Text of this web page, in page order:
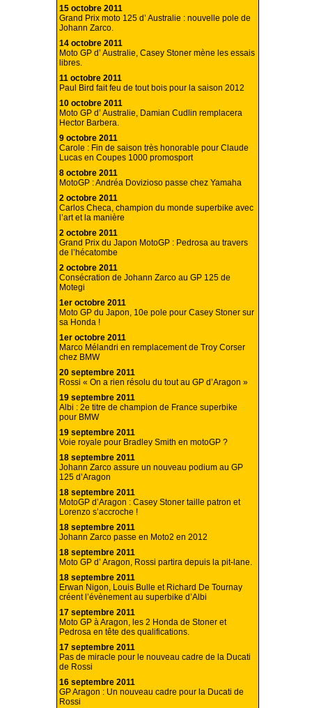
15 octobre 2011
Grand Prix moto 125 d’ Australie : nouvelle pole de
Johann Zarco.
14 octobre 2011
Moto GP d’ Australie, Casey Stoner mène les essais
libres.
11 octobre 2011
Paul Bird fait feu de tout bois pour la saison 2012
10 octobre 2011
Moto GP d’ Australie, Damian Cudlin remplacera
Hector Barbera.
9 octobre 2011
Carole : Fin de saison très honorable pour Claude
Lucas en Coupes 1000 promosport
8 octobre 2011
MotoGP : Andréa Dovizioso passe chez Yamaha
2 octobre 2011
Carlos Checa, champion du monde superbike avec
l’art et la manière
2 octobre 2011
Grand Prix du Japon MotoGP : Pedrosa au travers
de l’hécatombe
2 octobre 2011
Consécration de Johann Zarco au GP 125 de
Motegi
1er octobre 2011
Moto GP du Japon, 10e pole pour Casey Stoner sur
sa Honda !
1er octobre 2011
Marco Mélandri en remplacement de Troy Corser
chez BMW
20 septembre 2011
Rossi « On a rien résolu du tout au GP d’Aragon »
19 septembre 2011
Albi : 2e titre de champion de France superbike
pour BMW
19 septembre 2011
Voie royale pour Bradley Smith en motoGP ?
18 septembre 2011
Johann Zarco assure un nouveau podium au GP
125 d’Aragon
18 septembre 2011
MotoGP d’Aragon : Casey Stoner taille patron et
Lorenzo s’accroche !
18 septembre 2011
Johann Zarco passe en Moto2 en 2012
18 septembre 2011
Moto GP d’ Aragon, Rossi partira depuis la pit-lane.
18 septembre 2011
Erwan Nigon, Louis Bulle et Richard De Tournay
créent l’évènement au superbike d’Albi
17 septembre 2011
Moto GP à Aragon, les 2 Honda de Stoner et
Pedrosa en tête des qualifications.
17 septembre 2011
Pas de miracle pour le nouveau cadre de la Ducati
de Rossi
16 septembre 2011
GP Aragon : Un nouveau cadre pour la Ducati de
Rossi